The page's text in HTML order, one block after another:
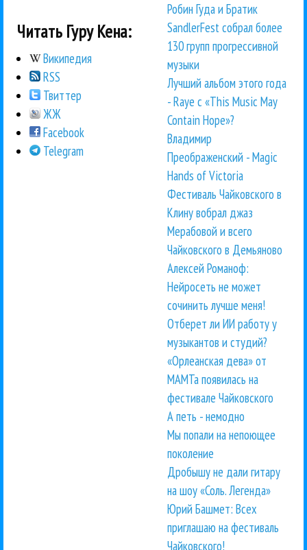
Читать Гуру Кена:
Википедия
RSS
Твиттер
ЖЖ
Facebook
Telegram
Робин Гуда и Братик
SandlerFest собрал более
130 групп прогрессивной
музыки
Лучший альбом этого года
- Raye с «This Music May
Contain Hope»?
Владимир
Преображенский - Magic
Hands of Victoria
Фестиваль Чайковского в
Клину вобрал джаз
Мерабовой и всего
Чайковского в Демьяново
Алексей Романоф:
Нейросеть не может
сочинить лучше меня!
Отберет ли ИИ работу у
музыкантов и студий?
«Орлеанская дева» от
МАМТа появилась на
фестивале Чайковского
А петь - немодно
Мы попали на непоющее
поколение
Дробышу не дали гитару
на шоу «Соль. Легенда»
Юрий Башмет: Всех
приглашаю на фестиваль
Чайковского!